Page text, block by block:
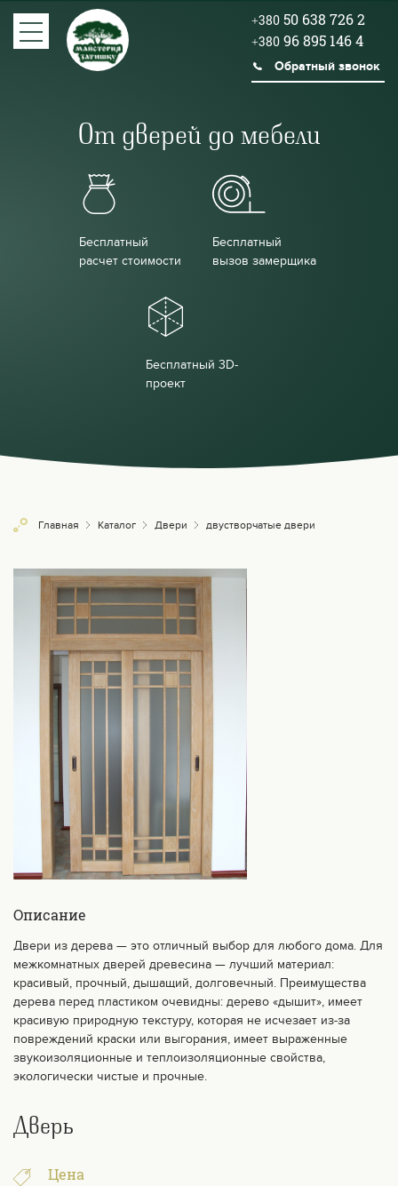
+380 50 638 726 2
+380 96 895 146 4
Обратный звонок
От дверей до мебели
Бесплатный
расчет стоимости
Бесплатный
вызов замерщика
Бесплатный 3D-
проект
Главная Каталог Двери двустворчатые двери
Описание
Двери из дерева — это отличный выбор для любого дома. Для
межкомнатных дверей древесина — лучший материал:
красивый, прочный, дышащий, долговечный. Преимущества
дерева перед пластиком очевидны: дерево «дышит», имеет
красивую природную текстуру, которая не исчезает из-за
повреждений краски или выгорания, имеет выраженные
звукоизоляционные и теплоизоляционные свойства,
экологически чистые и прочные.
Дверь
Цена